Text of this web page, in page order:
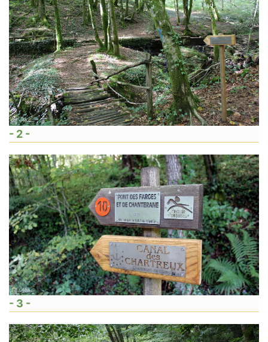
- 2 -
- 3 -